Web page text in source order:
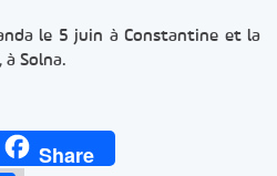
le 5 juin à Constantine et la
à Solna.
Share